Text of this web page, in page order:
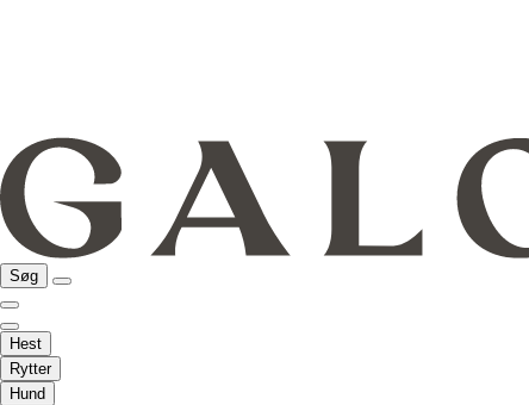
Søg
Hest
Rytter
Hund